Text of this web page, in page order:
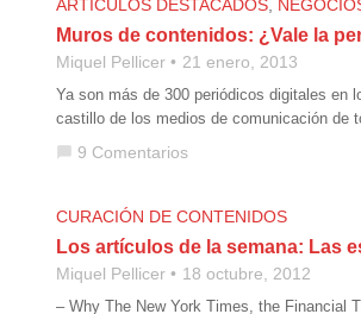
ARTÍCULOS DESTACADOS
Muros de contenidos: ¿Vale la
Miquel Pellicer 21 enero, 2013
Ya son más de 300 periódicos digitales en
castillo de los medios de comunicación de
chat_bubble 9 Comentarios
CURACIÓN DE CONTENIDOS
Los artículos de la semana: Las
Miquel Pellicer 18 octubre, 2012
– Why The New York Times, the Financial